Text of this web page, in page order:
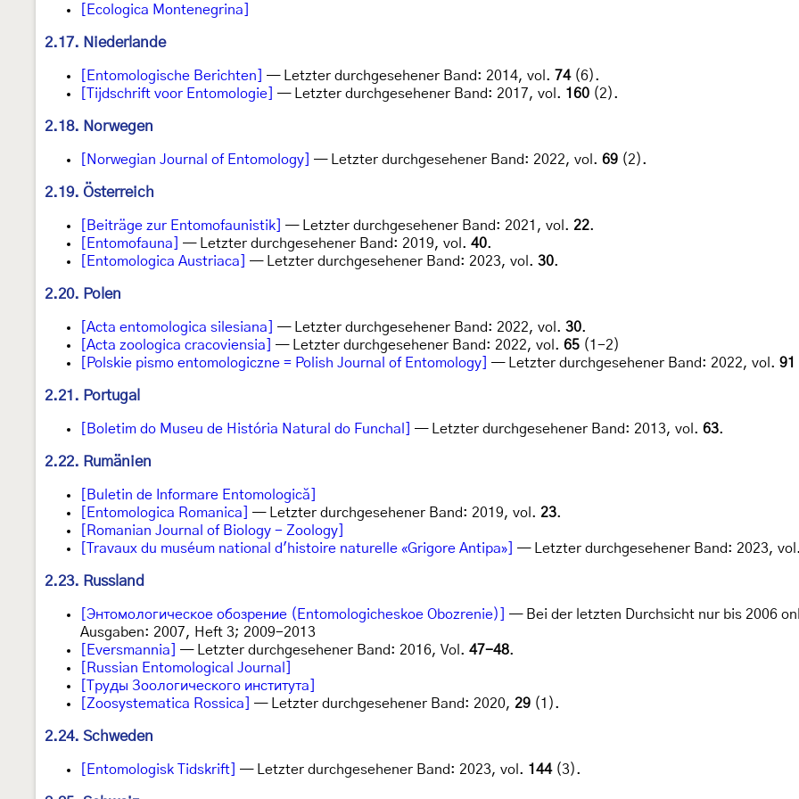
[Ecologica Montenegrina]
2.17. Niederlande
[Entomologische Berichten] — Letzter durchgesehener Band: 2014, vol. 74(6).
[Tijdschrift voor Entomologie]
— Letzter durchgesehener Band: 2017, vol. 160 (2).
2.18. Norwegen
[Norwegian Journal of Entomology] — Letzter durchgesehener Band: 2022, vol. 69 (2).
2.19. Österreich
[Beiträge zur Entomofaunistik] — Letzter durchgesehener Band: 2021, vol. 22.
[Entomofauna]
— Letzter durchgesehener Band: 2019, vol. 40.
[Entomologica Austriaca]
— Letzter durchgesehener Band: 2023, vol. 30.
2.20. Polen
[Acta entomologica silesiana] — Letzter durchgesehener Band: 2022, vol. 30.
[Acta zoologica cracoviensia]
— Letzter durchgesehener Band: 2022, vol. 65 (1-2)
[Polskie pismo entomologiczne = Polish Journal of Entomology]
— Letzter durchgesehener Band: 2022, vol. 91
2.21. Portugal
[Boletim do Museu de História Natural do Funchal] — Letzter durchgesehener Band: 2013, vol. 63.
2.22. Rumänien
[Buletin de Informare Entomologică]
[Entomologica Romanica]
— Letzter durchgesehener Band: 2019, vol. 23.
[Romanian Journal of Biology - Zoology]
[Travaux du muséum national d'histoire naturelle «Grigore Antipa»]
— Letzter durchgesehener Band: 2023,
2.23. Russland
[Энтомологическое обозрение (Entomologicheskoe Obozrenie)]
— Bei der letzten Durchsicht nur bis 2006
Ausgaben: 2007, Heft 3; 2009-2013
[Eversmannia]
— Letzter durchgesehener Band: 2016, Vol. 47-48.
[Russian Entomological Journal]
[Труды Зоологического института]
[Zoosystematica Rossica]
— Letzter durchgesehener Band: 2020, 29 (1).
2.24. Schweden
[Entomologisk Tidskrift] — Letzter durchgesehener Band: 2023, vol. 144(3).